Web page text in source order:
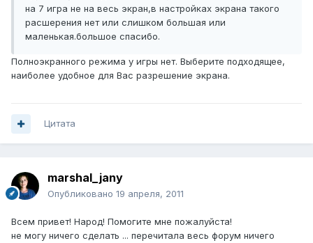
на 7 игра не на весь экран,в настройках экрана такого
расшерения нет или слишком большая или
маленькая.большое спасибо.
Полноэкранного режима у игры нет. Выберите подходящее,
наиболее удобное для Вас разрешение экрана.
Цитата
marshal_jany
Опубликовано 19 апреля, 2011
Всем привет! Народ! Помогите мне пожалуйста!
не могу ничего сделать ... перечитала весь форум ничего